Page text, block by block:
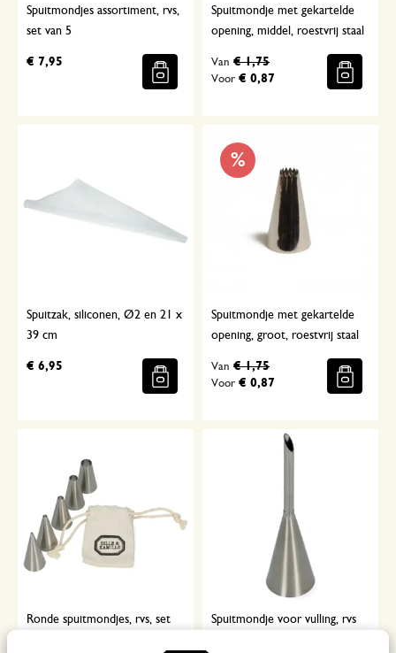
Spuitmondjes assortiment, rvs,
set van 5
€ 7,95
Spuitmondje met gekartelde
opening, middel, roestvrij staal
Voor € 0,87
Van € 1,75
Spuitzak, siliconen, Ø2 en 21 x
39 cm
€ 6,95
%
Spuitmondje met gekartelde
opening, groot, roestvrij staal
Voor € 0,87
Van € 1,75
Ronde spuitmondjes, rvs, set
Spuitmondje voor vulling, rvs